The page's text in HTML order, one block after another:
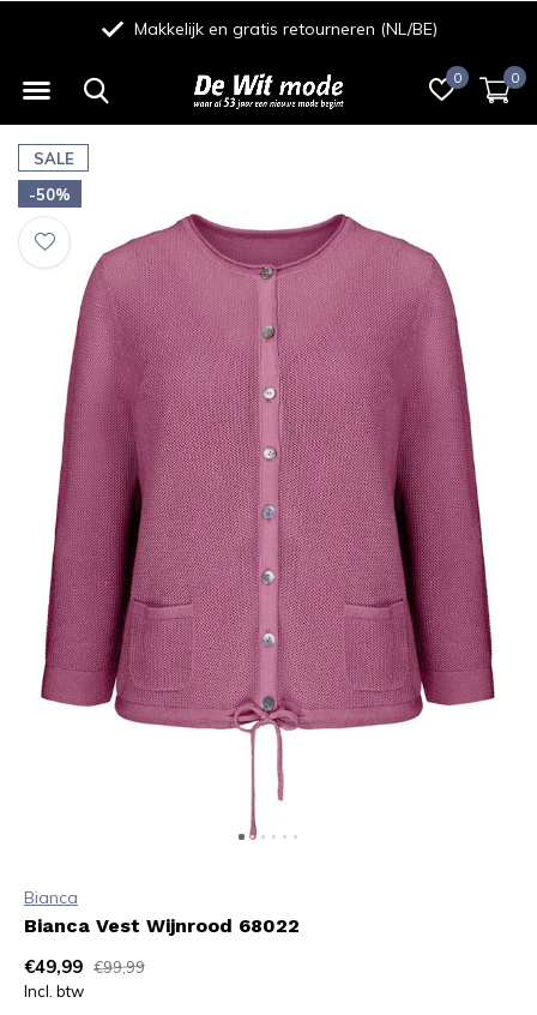
0 0
Makkelijk en gratis retourneren (NL/BE)
SALE
-50%
Bianca
Bianca Vest Wijnrood 68022
€49,99 €99,99
Incl. btw